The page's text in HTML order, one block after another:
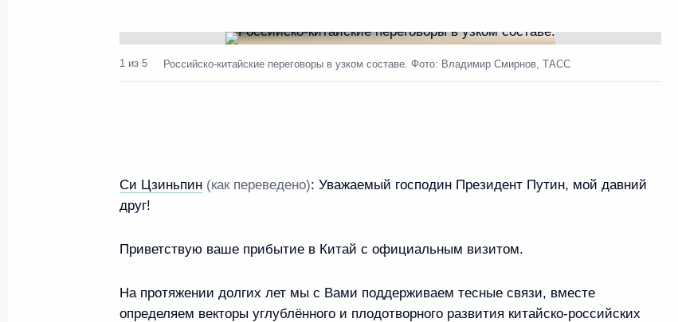
«Время героев»
1 из 5 Российско-китайские переговоры в узком составе. Фото: Владимир Смирнов, ТАСС
Си Цзиньпин (как переведено): Уважаемый господин Президент Путин, мой давний
друг!
Приветствую ваше прибытие в Китай с официальным визитом.
На протяжении долгих лет мы с Вами поддерживаем тесные связи, вместе
определяем векторы углублённого и плодотворного развития китайско-российских